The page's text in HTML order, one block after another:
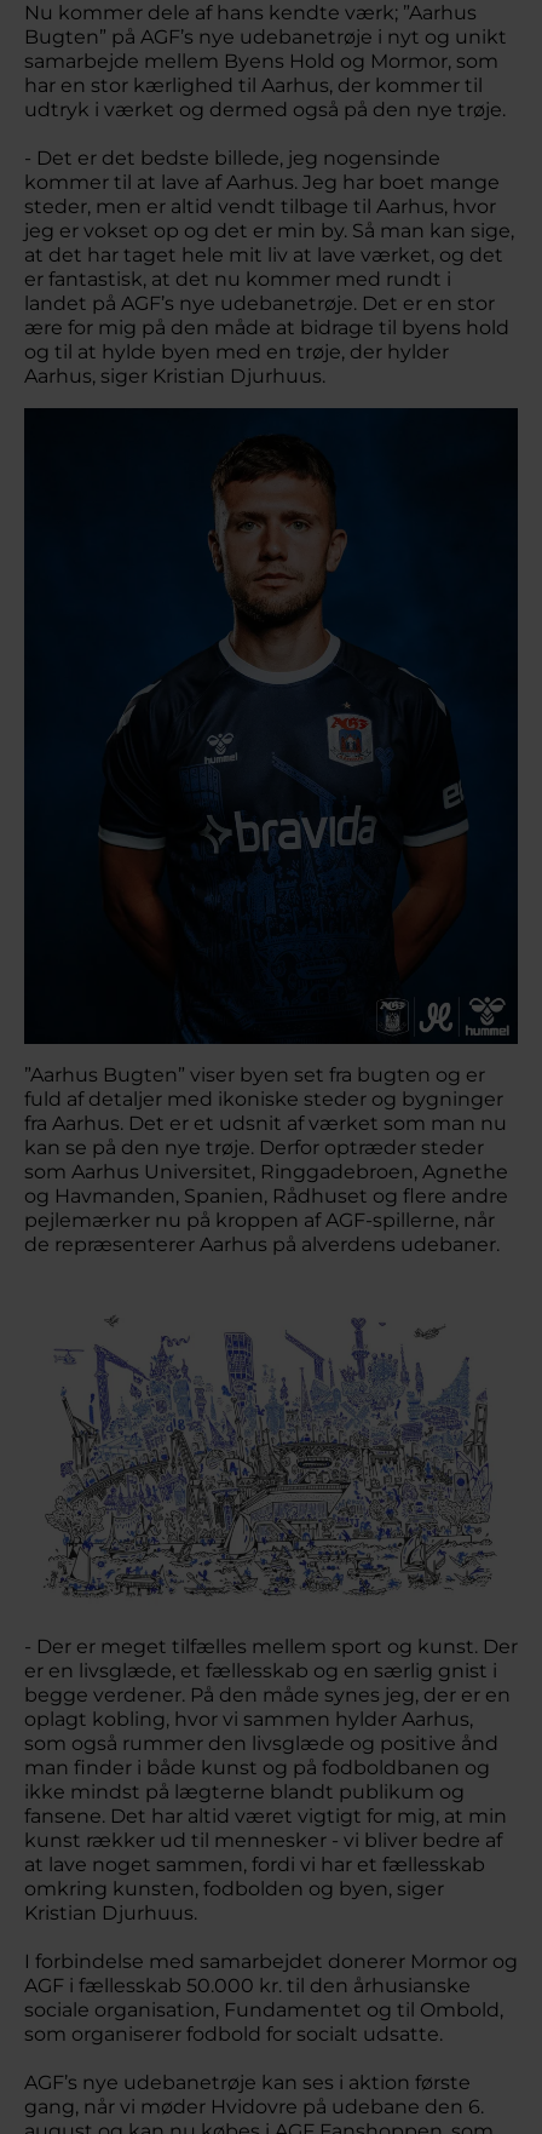
Nu kommer dele af hans kendte værk; ”Aarhus
Bugten” på AGF’s nye udebanetrøje i nyt og unikt
samarbejde mellem Byens Hold og Mormor, som
har en stor kærlighed til Aarhus, der kommer til
udtryk i værket og dermed også på den nye trøje.
- Det er det bedste billede, jeg nogensinde
kommer til at lave af Aarhus. Jeg har boet mange
steder, men er altid vendt tilbage til Aarhus, hvor
jeg er vokset op og det er min by. Så man kan sige,
at det har taget hele mit liv at lave værket, og det
er fantastisk, at det nu kommer med rundt i
landet på AGF’s nye udebanetrøje. Det er en stor
ære for mig på den måde at bidrage til byens hold
og til at hylde byen med en trøje, der hylder
Aarhus, siger Kristian Djurhuus.
”Aarhus Bugten” viser byen set fra bugten og er
fuld af detaljer med ikoniske steder og bygninger
fra Aarhus. Det er et udsnit af værket som man nu
kan se på den nye trøje. Derfor optræder steder
som Aarhus Universitet, Ringgadebroen, Agnethe
og Havmanden, Spanien, Rådhuset og flere andre
pejlemærker nu på kroppen af AGF-spillerne, når
de repræsenterer Aarhus på alverdens udebaner.
- Der er meget tilfælles mellem sport og kunst. Der
er en livsglæde, et fællesskab og en særlig gnist i
begge verdener. På den måde synes jeg, der er en
oplagt kobling, hvor vi sammen hylder Aarhus,
som også rummer den livsglæde og positive ånd
man finder i både kunst og på fodboldbanen og
ikke mindst på lægterne blandt publikum og
fansene. Det har altid været vigtigt for mig, at min
kunst rækker ud til mennesker - vi bliver bedre af
at lave noget sammen, fordi vi har et fællesskab
omkring kunsten, fodbolden og byen, siger
Kristian Djurhuus.
I forbindelse med samarbejdet donerer Mormor og
AGF i fællesskab 50.000 kr. til den århusianske
sociale organisation, Fundamentet og til Ombold,
som organiserer fodbold for socialt udsatte.
AGF’s nye udebanetrøje kan ses i aktion første
gang, når vi møder Hvidovre på udebane den 6.